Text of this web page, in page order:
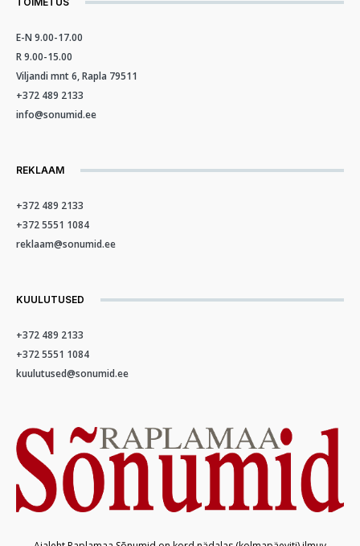
E-N 9.00-17.00
R 9.00-15.00
Viljandi mnt 6, Rapla 79511
+372 489 2133
info@sonumid.ee
REKLAAM
+372 489 2133
+372 5551 1084
reklaam@sonumid.ee
KUULUTUSED
+372 489 2133
+372 5551 1084
kuulutused@sonumid.ee